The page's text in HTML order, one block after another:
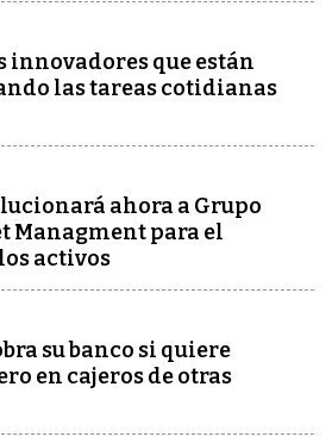
innovadores que están
las tareas cotidianas
ahora a Grupo
Managment para el
activos
su banco si quiere
en cajeros de otras